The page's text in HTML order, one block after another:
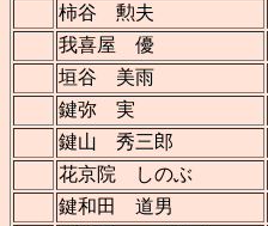
柿谷 勲夫
我喜屋 優
垣谷 美雨
鍵弥 実
鍵山 秀三郎
花京院 しのぶ
鍵和田 道男